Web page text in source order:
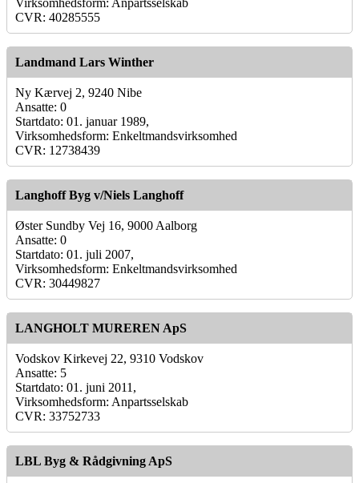
Virksomhedsform: Anpartsselskab
CVR: 40285555
Landmand Lars Winther
Ny Kærvej 2, 9240 Nibe
Ansatte: 0
Startdato: 01. januar 1989,
Virksomhedsform: Enkeltmandsvirksomhed
CVR: 12738439
Langhoff Byg v/Niels Langhoff
Øster Sundby Vej 16, 9000 Aalborg
Ansatte: 0
Startdato: 01. juli 2007,
Virksomhedsform: Enkeltmandsvirksomhed
CVR: 30449827
LANGHOLT MUREREN ApS
Vodskov Kirkevej 22, 9310 Vodskov
Ansatte: 5
Startdato: 01. juni 2011,
Virksomhedsform: Anpartsselskab
CVR: 33752733
LBL Byg & Rådgivning ApS